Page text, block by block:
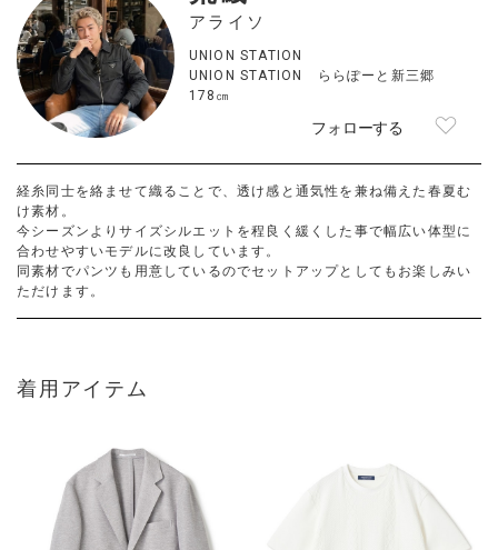
アライソ
UNION STATION
UNION STATION ららぽーと新三郷
178㎝
フォローする
経糸同士を絡ませて織ることで、透け感と通気性を兼ね備えた春夏む
け素材。
今シーズンよりサイズシルエットを程良く緩くした事で幅広い体型に
合わせやすいモデルに改良しています。
同素材でパンツも用意しているのでセットアップとしてもお楽しみい
ただけます。
着用アイテム